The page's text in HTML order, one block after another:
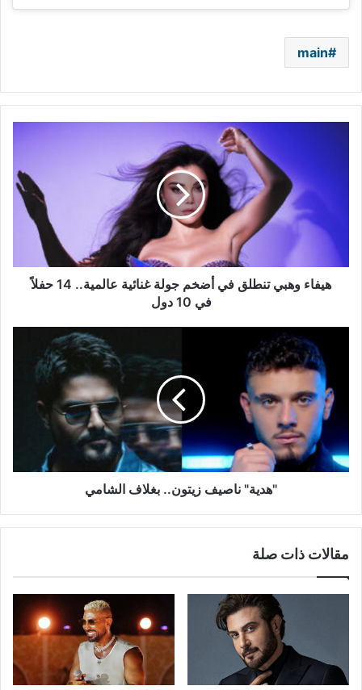
main
غنائية
14
هيفاء وهبي تنطلق في أضخم جولة غنائية عالمية.. 14 حفلاً
في 10 دول
زيتون..
بغلاف
الشامي
"هدية" ناصيف زيتون.. بغلاف الشامي
مقالات ذات صلة